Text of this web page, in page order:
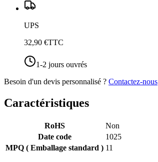
UPS
32,90 €TTC
1-2 jours ouvrés
Besoin d'un devis personnalisé ? Contactez-nous
Caractéristiques
RoHS
Non
Date code
1025
MPQ ( Emballage standard ) 11